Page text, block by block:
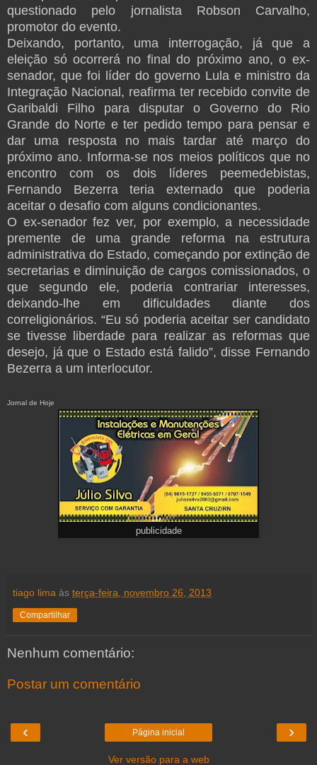
questionado pelo jornalista Robson Carvalho,
promotor do evento.
Deixando, portanto, uma interrogação, já que a
eleição só ocorrerá no final do próximo ano, o ex-
senador, que foi líder do governo Lula e ministro da
Integração Nacional, reafirma ter recebido convite de
Garibaldi Filho para disputar o Governo do Rio
Grande do Norte e ter pedido tempo para pensar e
dar uma resposta no mais tardar até março do
próximo ano. Informa-se nos meios políticos que no
encontro com os dois líderes peemedebistas,
Fernando Bezerra teria externado que poderia
aceitar o desafio com alguns condicionantes.
O ex-senador fez ver, por exemplo, a necessidade
premente de uma grande reforma na estrutura
administrativa do Estado, começando por extinção de
secretarias e diminuição de cargos comissionados, o
que segundo ele, poderia contrariar interesses,
deixando-lhe em dificuldades diante dos
correligionários. “Eu só poderia aceitar ser candidato
se tivesse liberdade para realizar as reformas que
desejo, já que o Estado está falido”, disse Fernando
Bezerra a um interlocutor.
Jornal de Hoje
publicidade
tiago lima às terça-feira, novembro 26, 2013
Compartilhar
Nenhum comentário:
Postar um comentário
‹ ›
Página inicial
Ver versão para a web